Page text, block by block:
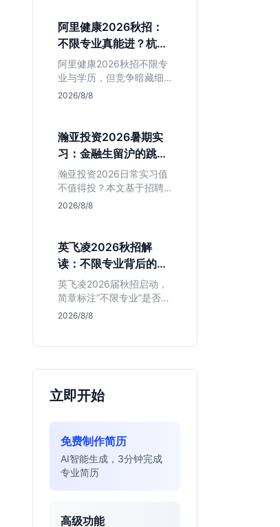
简历、能接受严谨流程的
设计生，想进大厂快节奏
者慎投。
阿里健康2026秋招：
不限专业真能进？杭州
大厂最后的捡漏机会
阿里健康2026秋招不限专
业与学历，但竞争暗藏细
节。本文解读其医疗赛道
帮应届生判断是否值得投
入。
2026/8/8
瀚亚投资2026暑期实
习：金融生留沪的跳板
还是坑？
瀚亚投资2026日常实习值
不值得投？本文基于招聘
简章分析：业务聚焦金融
需上海高含金量实习证
明、想接触真实资金流向
的金融生，不适合追求稳
定留用的同学。
2026/8/8
英飞凌2026秋招解
读：不限专业背后的门
槛与机会
英飞凌2026届秋招启动，
简章标注“不限专业”是否可
信？本文基于招聘简章，
断是否值得投入。
2026/8/8
立即开始
免费制作简历
AI智能生成，3分钟完成
专业简历
高级功能